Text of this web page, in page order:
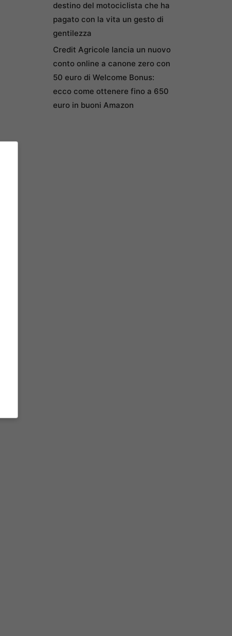
destino del motociclista che ha
pagato con la vita un gesto di
gentilezza
Credit Agricole lancia un nuovo
conto online a canone zero con
50 euro di Welcome Bonus:
ecco come ottenere fino a 650
euro in buoni Amazon